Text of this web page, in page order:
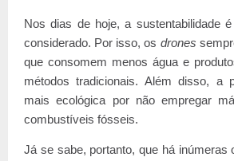
Nos dias de hoje, a sustentabilidade
considerado. Por isso, os drones
que consomem menos água e
métodos tradicionais. Além disso, a
mais ecológica por não empregar
combustíveis fósseis.
Já se sabe, portanto, que há inúmeras